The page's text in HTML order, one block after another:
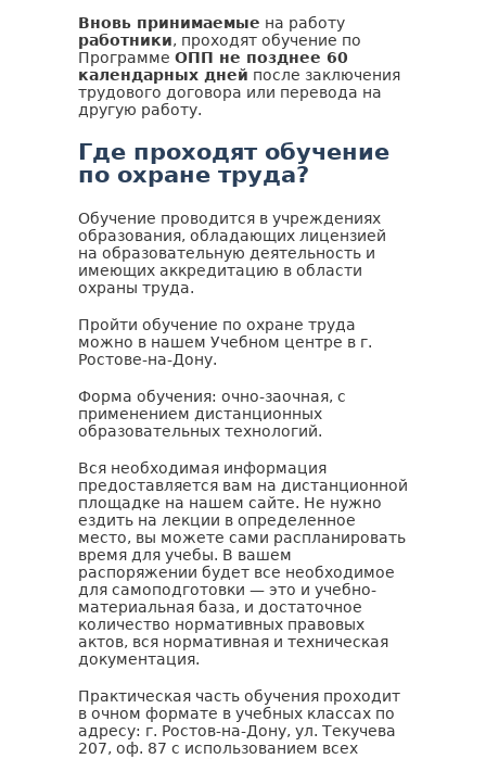
Вновь принимаемые на работу
работники, проходят обучение по
Программе ОПП не позднее 60
календарных дней после заключения
трудового договора или перевода на
другую работу.
Где проходят обучение
по охране труда?
Обучение проводится в учреждениях
образования, обладающих лицензией
на образовательную деятельность и
имеющих аккредитацию в области
охраны труда.
Пройти обучение по охране труда
можно в нашем Учебном центре в г.
Ростове-на-Дону.
Форма обучения: очно-заочная, с
применением дистанционных
образовательных технологий.
Вся необходимая информация
предоставляется вам на дистанционной
площадке на нашем сайте. Не нужно
ездить на лекции в определенное
место, вы можете сами распланировать
время для учебы. В вашем
распоряжении будет все необходимое
для самоподготовки — это и учебно-
материальная база, и достаточное
количество нормативных правовых
актов, вся нормативная и техническая
документация.
Практическая часть обучения проходит
в очном формате в учебных классах по
адресу: г. Ростов-на-Дону, ул. Текучева
207, оф. 87 с использованием всех